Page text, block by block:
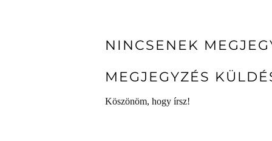
NINCSENEK
MEGJEGYZÉS
Köszönöm, hogy írsz!